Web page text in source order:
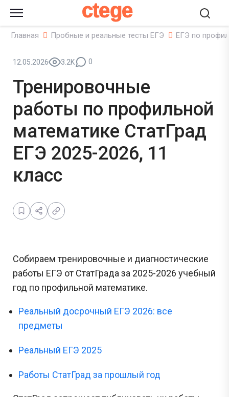
ctege
Главная Пробные и реальные тесты ЕГЭ ЕГЭ по
12.05.2026 3.2K 0
Тренировочные
работы по профильной
математике СтатГрад
ЕГЭ 2025-2026, 11
класс
Собираем тренировочные и диагностические
работы ЕГЭ от СтатГрада за 2025-2026 учебный
год по профильной математике.
Реальный досрочный ЕГЭ 2026: все
предметы
Реальный ЕГЭ 2025
Работы СтатГрад за прошлый год